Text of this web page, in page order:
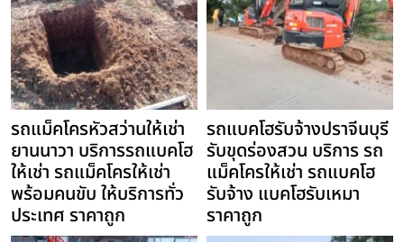
รถแม็คโครหัวสว่านให้เช่า
ยานนาวา บริการรถแบคโฮ
ให้เช่า รถแม็คโครให้เช่า
พร้อมคนขับ ให้บริการทั่ว
ประเทศ ราคาถูก
รถแบคโฮรับจ้างปราจีนบุรี
รับขุดร่องสวน บริการ รถ
แม็คโครให้เช่า รถแบคโฮ
รับจ้าง แบคโฮรับเหมา
ราคาถูก